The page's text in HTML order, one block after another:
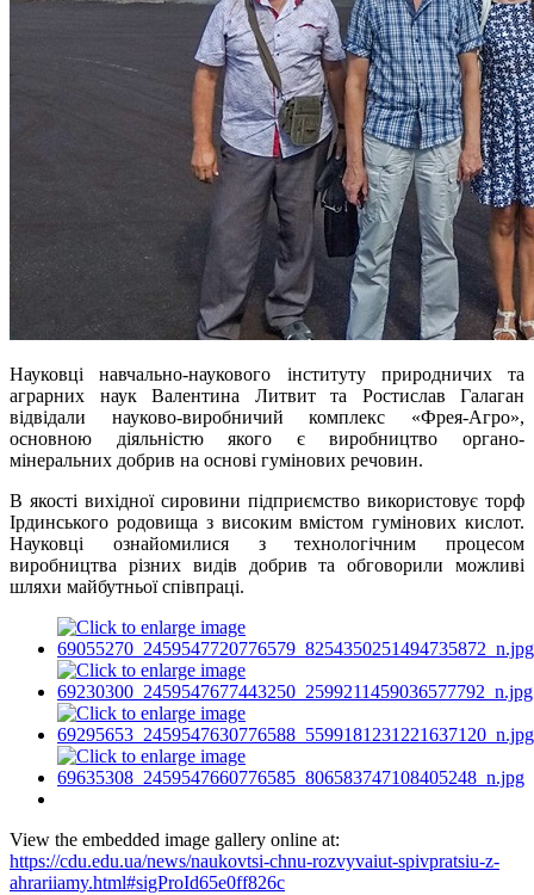
Науковці навчально-наукового інституту природничих та
аграрних наук Валентина Литвит та Ростислав Галаган
відвідали науково-виробничий комплекс «Фрея-Агро»,
основною діяльністю якого є виробництво органо-
мінеральних добрив на основі гумінових речовин.
В якості вихідної сировини підприємство використовує торф
Ірдинського родовища з високим вмістом гумінових кислот.
Науковці ознайомилися з технологічним процесом
виробництва різних видів добрив та обговорили можливі
шляхи майбутньої співпраці.
View the embedded image gallery online at:
https://cdu.edu.ua/news/naukovtsi-chnu-rozvyvaiut-spivpratsiu-z-
ahrariiamy.html#sigProId65e0ff826c